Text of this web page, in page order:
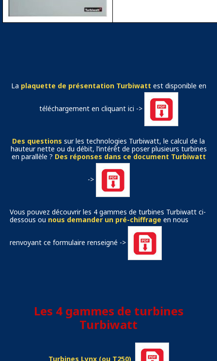
La plaquette de présentation Turbiwatt est disponible en
téléchargement en cliquant ici ->
Des questions sur les technologies Turbiwatt, le calcul de la
hauteur nette ou du débit, l’intérêt de poser plusieurs turbines
en parallèle ? Des réponses dans ce document Turbiwatt
->
Vous pouvez découvrir les 4 gammes de turbines Turbiwatt ci-
dessous ou nous demander un pré-chiffrage en nous
renvoyant ce formulaire renseigné ->
Les 4 gammes de turbines
Turbiwatt
Turbines Lynx (ou T250)